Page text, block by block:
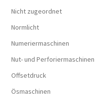
Nicht zugeordnet
Normlicht
Numeriermaschinen
Nut- und Perforiermaschinen
Offsetdruck
Ösmaschinen